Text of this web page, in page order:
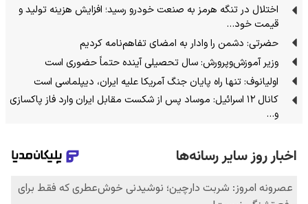
اختلال در تنگه هرمز به صنعت خودرو رسید؛ افزایش هزینه تولید و
قیمت خود…
حضرتی: دشمن را وادار به امضای تفاهم‌نامه کردیم
وزیر آموزش‌وپرورش: سال تحصیلی آینده حتماً حضوری است
اولیانوف: تنها راه پایان جنگ آمریکا علیه ایران، دیپلماسی است
کانال ۱۲ اسرائیل: موساد پس از شکست مقابل ایران وارد فاز پاکسازی
و…